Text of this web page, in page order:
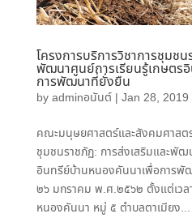
โครงการบริการวิชาการชุมช
พัฒนาศูนย์การเรียนรู้เกษตร
การพัฒนาที่ยั่งยืน
byadminอนันต์| Jan 28, 2019
คณะมนุษยศาสตร์และสังคมศาสตร์
ชุมชนราชภัฏ: การส่งเสริมและพัฒ
อินทรีย์บ้านหนองคันนาเพื่อการพั
๒๖ มกราคม พ.ศ.๒๕๖๒ ตั้งแต่เว
หนองคันนา หมู่ ๕ ตำบลตาเมียง...